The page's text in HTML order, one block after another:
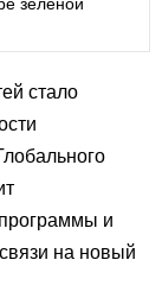
стало
и
на новый